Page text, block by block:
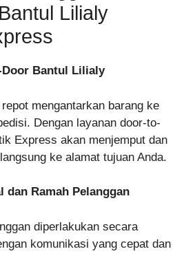
Lilialy
Door Bantul Lilialy
mengantarkan barang ke
Dengan layanan door-to-
Express akan menjemput dan
ke alamat tujuan Anda.
dan Ramah Pelanggan
diperlakukan secara
komunikasi yang cepat dan